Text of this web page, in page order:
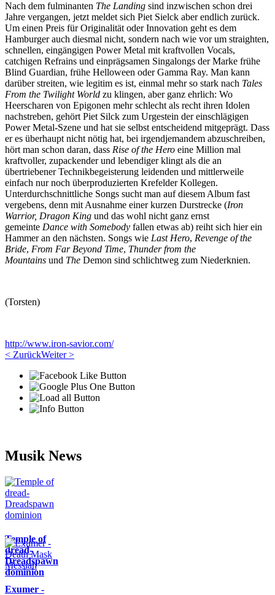
Nach dem fulminanten The Landing sind inzwischen schon drei
Jahre vergangen, jetzt meldet sich Piet Sielck aber endlich zurück.
Um einen Preis für Originalität oder Innovation geht es dem
Hamburger auch diesmal nicht, sondern nach wie vor um straighten,
schnellen, eingängigen Power Metal mit kraftvollen Vocals,
catchigen Refrains und einprägsamen Singalongs der Marke frühe
Blind Guardian, frühe Helloween oder Gamma Ray. Man kann
darüber streiten, wie legitim es ist, einmal mehr so stark nach Tales
From the Twilight World zu klingen, aber ganz ehrlich: Wo
Heerscharen von Epigonen mehr schlecht als recht ihren Idolen
nachstreben, gehört Piet Silck zum Urgestein der einschlägigen
Power Metal-Szene und hat sie selbst entscheidend mitgeprägt. Dass
er es überhaupt nicht nötig hat, bei irgendjemandem abzuschreiben,
hört man schon daran, dass Rise of the Hero eine Million mal
kraftvoller, zupackender und lebendiger klingt als die an
übertriebener Technikbegeisterung leidenden und mittlerweile
einfach nur noch überproduzierten Krefelder Kollegen.
Unterdurchschnittliche Songs sucht man auf diesem Album fast
vergebens, denn mit Ausnahme einer kurzen Durstrecke (Iron
Warrior, Dragon King und das wohl nicht ganz ernst
gemeinte Dance with Somebody fallen etwas ab) reiht sich hier ein
Hammer an den nächsten. Songs wie Last Hero, Revenge of the
Bride, From Far Beyond Time, Thunder from the
Mountains und The Demon sind schlichtweg zum Niederknien.
(Torsten)
http://www.iron-savior.com/
< ZurückWeiter >
Musik News
Temple of
dread-
Dreadspawn
dominion
Exumer -